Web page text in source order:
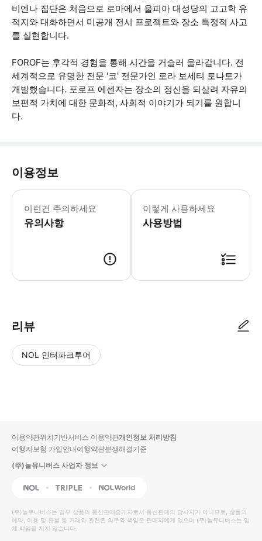
비엔나 집단은 처음으로 로마에서 울피아 대성당의 고고학 유
적지와 대화하면서 미공개 전시 프로젝트와 장소 특정적 사고
를 실현합니다.
FOROF는 후각적 경험을 통해 시간을 거슬러 올라갑니다. 전
세계적으로 유명한 전문 '코' 전문가인 로라 보세티 토나토가
개발했습니다. 포로프 에센자는 장소의 정신을 되살려 자유의
보편적 가치에 대한 문화적, 사회적 이야기가 되기를 원합니
다.
이용정보
이런건 주의하세요
유의사항
팔라초 발렌티니 체험은 영어, 이탈리
이렇게 사용하세요
사용방법
리뷰
NOL 인터파크투어
입니
다.
높
은
순
동
영
상
순
상
이용약관위치기반서비스 이용약관개인정보 처리방침
여행자보험 가입안내여행약관분쟁해결기준
(주)놀유니버스 사업자 정보
NOL Triple Interpark Global
(주)놀유니버스는 일부 상품의 통신판매중개자로서 통신판매의 당사자가 아니므로, 상품의
예약, 이용 및 환불 등 거래와 관련된 의무와 책임은 판매자에게 있으며 (주)놀유니버스는 일
체 책임을 지지 않습니다.